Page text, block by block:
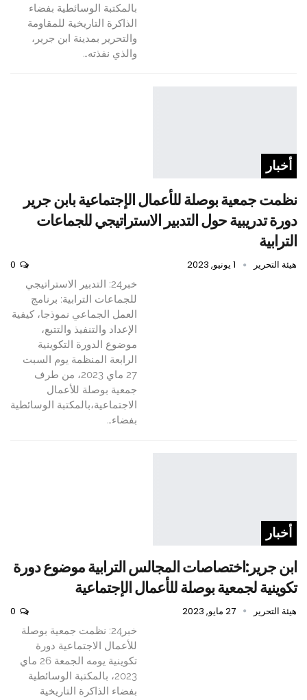
بالمكتبة الوسائطية بفضاء
الذاكرة التاريخية للمقاومة
والتحرير بمدينة ابن جرير،
والذي نفذته…
أخبار
نظمت جمعية بوصلة للأعمال الإجتماعية بابن جرير
دورة تدريبية حول التدبير الاستراتيجي للجماعات
الترابية
هيئة التحرير 1 يونيو, 2023
خبر24: التدبير الاستراتيجي
للجماعات الترابية: برنامج
العمل الجماعي نموذجا، كيفية
الإعداد والتنفيذ والتتبع،
موضوع الدورة التكوينية
الرابعة المنظمة يوم السبت
27 ماي 2023، من طرف
جمعية بوصلة للأعمال
الاجتماعية،بالمكتبة الوسائطية
بفضاء…
أخبار
ابن جرير:اختصاصات المجالس الترابية موضوع دورة
تكوينية لجمعية بوصلة للأعمال الإجتماعية
هيئة التحرير 27 مايو, 2023
خبر24: نظمت جمعية بوصلة
للأعمال الاجتماعية دورة
تكوينية يومه الجمعة 26 ماي
2023، بالمكتبة الوسائطية
بفضاء الذاكرة التاريخية